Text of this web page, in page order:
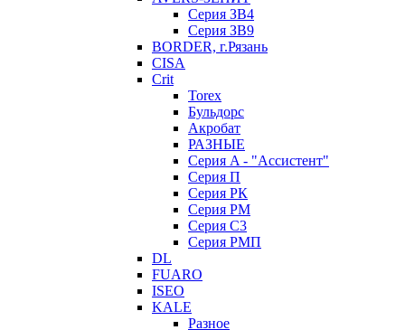
Серия ЗВ4
Серия ЗВ9
BORDER, г.Рязань
CISA
Crit
Torex
Бульдорс
Акробат
РАЗНЫЕ
Серия A - "Ассистент"
Серия П
Серия РК
Серия РМ
Серия С3
Серия РМП
DL
FUARO
ISEO
KALE
Разное